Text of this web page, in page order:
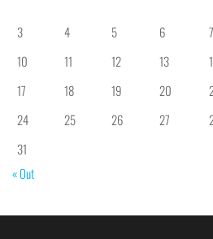
3
4 5 6 7
10
11 12 13
17
18 19 20
24
25 26 27
31
« Out